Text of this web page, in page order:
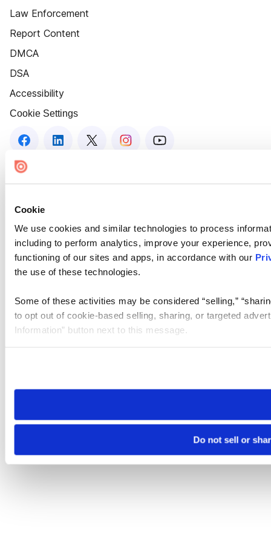
Cookie
We use cookies and similar technologies to process
including to perform analytics, improve your experience,
functioning of our sites and apps, in accordance with our
the use of these technologies.
Some of these activities may be considered “selling,”
to opt out of cookie-based selling, sharing, or targeted
Information” button next to this message.
need to be set again.
Do not sell or
Law Enforcement
Report Content
DMCA
DSA
Accessibility
Cookie Settings